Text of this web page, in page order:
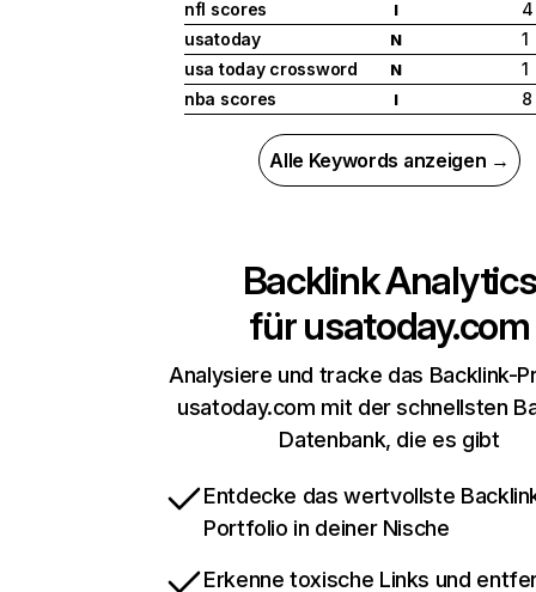
nfl scores
I
4
usatoday
N
1
usa today crossword
N
1
nba scores
I 8
Alle Keywords anzeigen →
Backlink Analytics
fürusatoday.com
Analysiere und tracke das Backlink-
usatoday.com mit der schnellsten
Datenbank, die es gibt
Entdecke das wertvollste
Portfolio in deiner Nische
Erkenne toxische Links und